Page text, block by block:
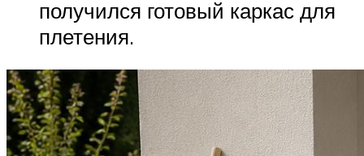
получился готовый каркас для
плетения.